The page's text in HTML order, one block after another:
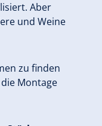
Aber
und Weine
zu finden
Montage